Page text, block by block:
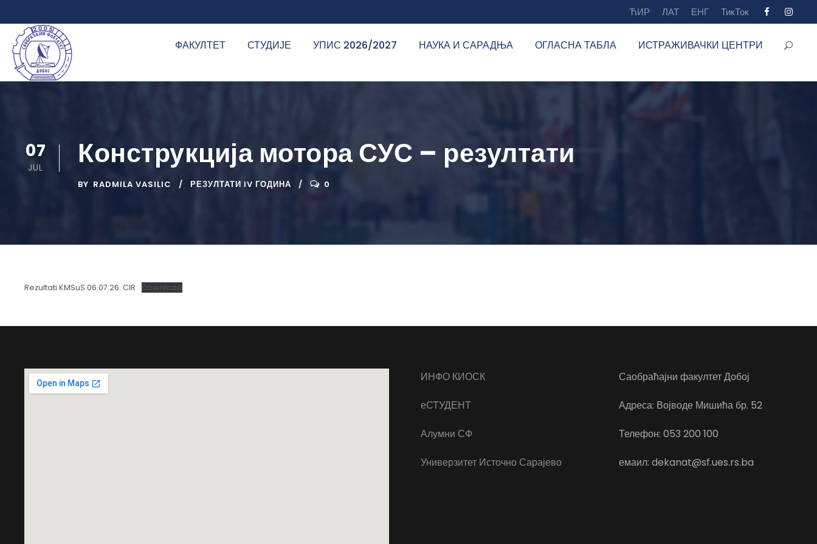
ЋИР ЛАТ ЕНГ ТикТок
ФАКУЛТЕТ СТУДИЈЕ УПИС 2026/2027 НАУКА И САРАДЊА ОГЛАСНА ТАБЛА ИСТРАЖИВАЧКИ ЦЕНТРИ
07
JUL Конструкција мотора СУС – резултати
BY RADMILA VASILIC РЕЗУЛТАТИ IV ГОДИНА 0
Rezultati KMSuS 06.07.26. CIR Download
ИНФО КИОСК
еСТУДЕНТ
Алумни СФ
Универзитет Источно Сарајево
Саобраћајни факултет Добој
Адреса: Војводе Мишића бр. 52
Телефон: 053 200 100
емаил: dekanat@sf.ues.rs.ba